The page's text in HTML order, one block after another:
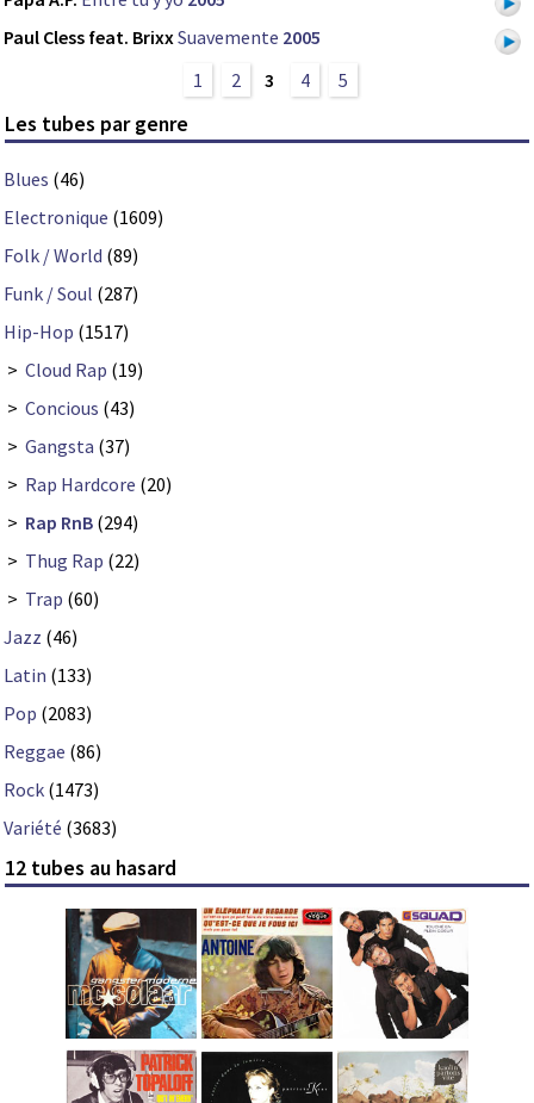
Paul Cless feat. BrixxSuavemente 2005
1
2 3 4 5
Les tubes par genre
Blues (46)
Electronique (1609)
Folk / World (89)
Funk / Soul (287)
Hip-Hop (1517)
> Cloud Rap (19)
> Concious (43)
> Gangsta (37)
> Rap Hardcore (20)
> Rap RnB (294)
> Thug Rap (22)
> Trap (60)
Jazz (46)
Latin (133)
Pop (2083)
Reggae (86)
Rock (1473)
Variété (3683)
12 tubes au hasard